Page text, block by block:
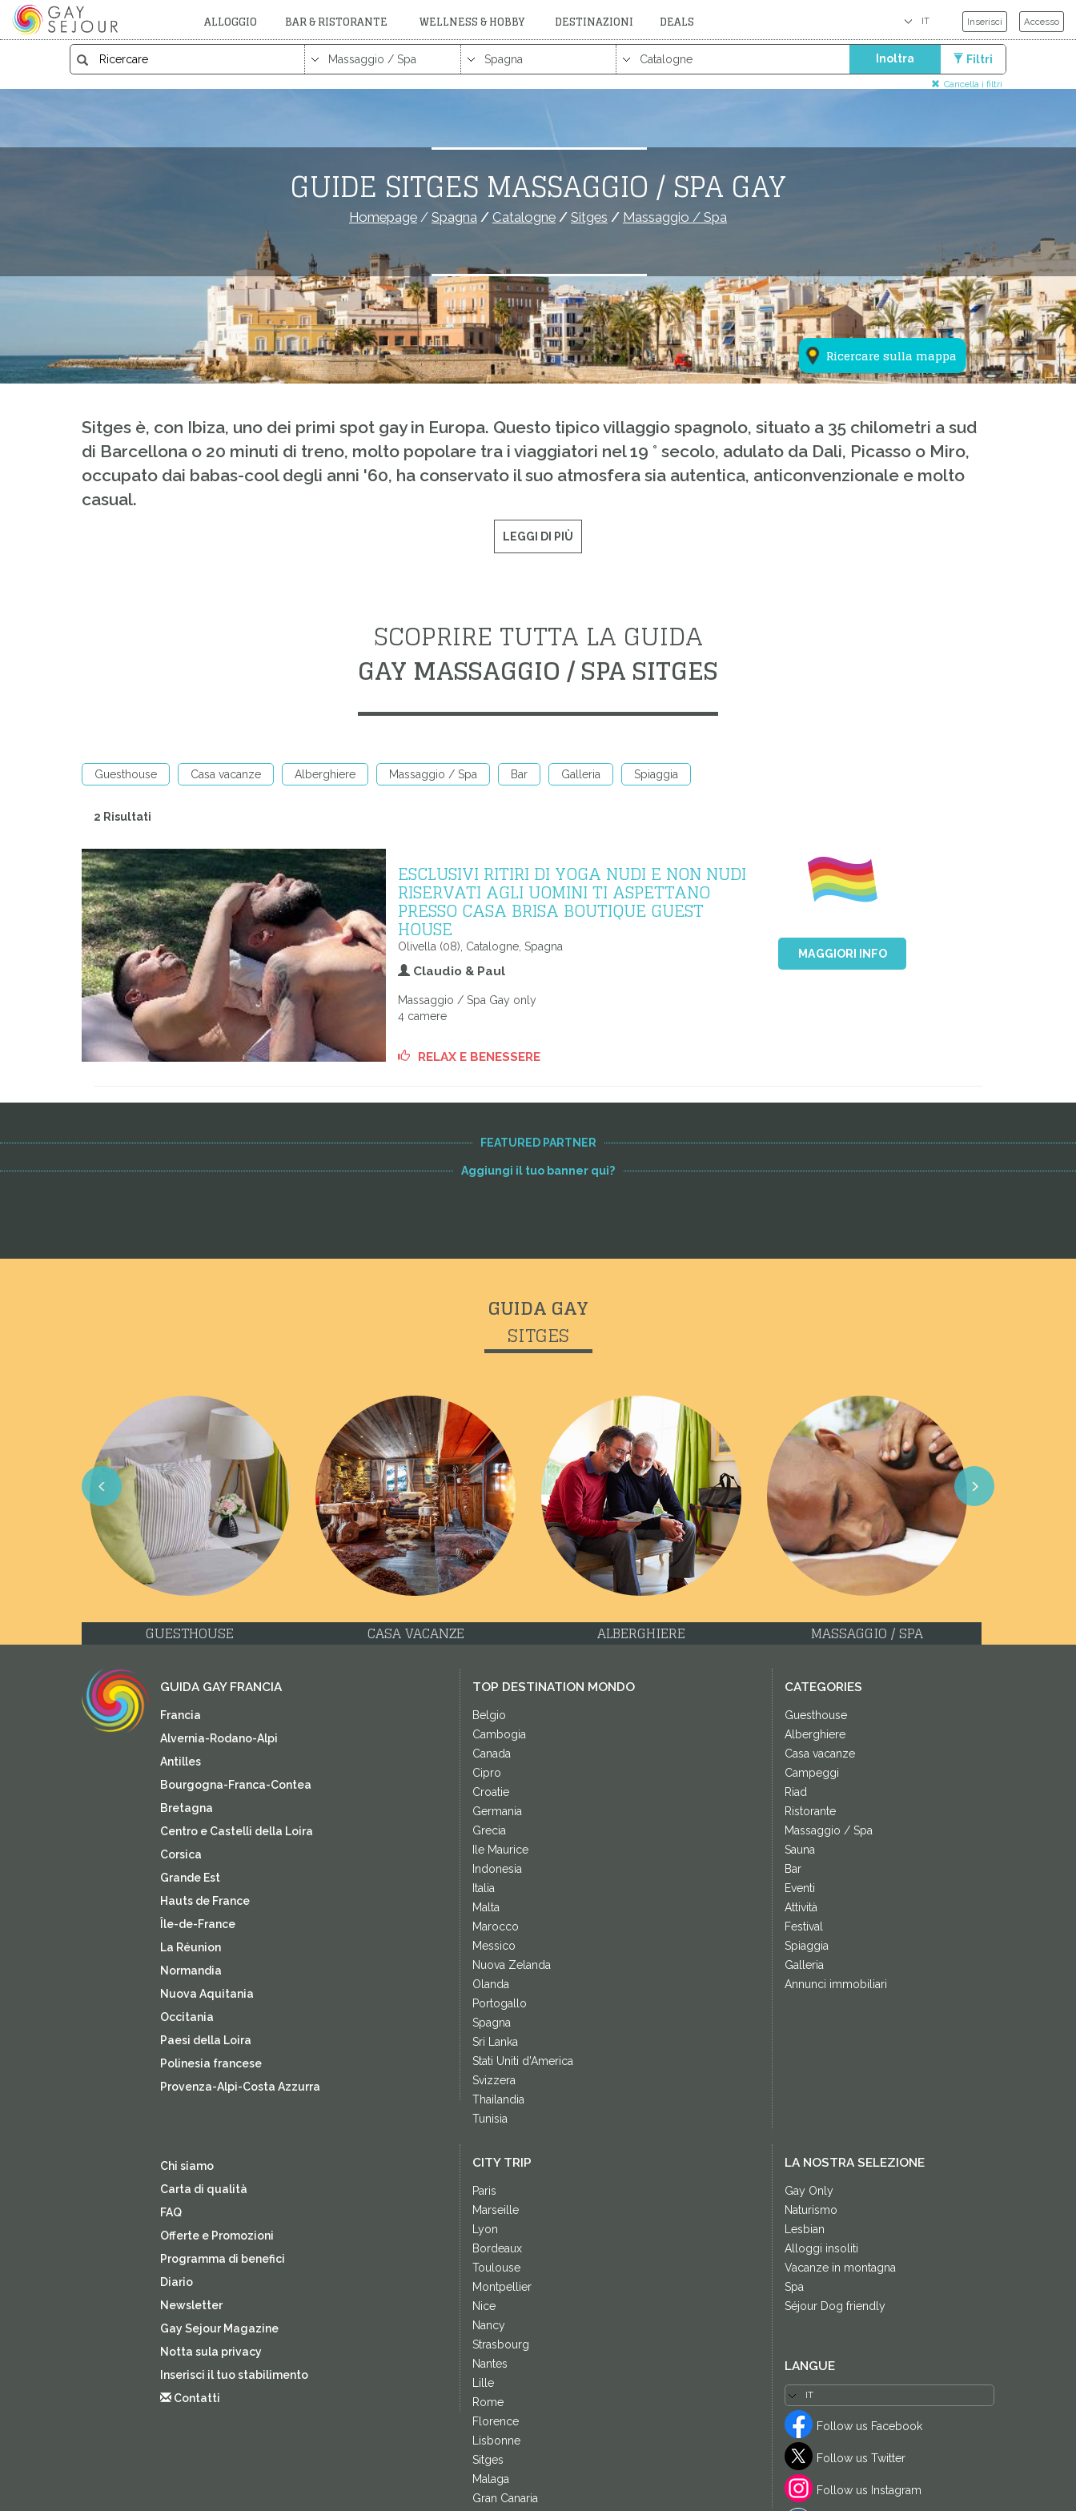
ALLOGGIO BAR & RISTORANTE WELLNESS & HOBBY DESTINAZIONI DEALS Inserisci Accesso
Inoltra Filtri
Cancella i filtri
Ricercare sulla mappa
GUIDE SITGES MASSAGGIO / SPA GAY
Homepage / Spagna / Catalogne / Sitges / Massaggio / Spa
Sitges è, con Ibiza, uno dei primi spot gay in Europa. Questo tipico villaggio spagnolo, situato a 35 chilometri a sud
di Barcellona o 20 minuti di treno, molto popolare tra i viaggiatori nel 19 ° secolo, adulato da Dali, Picasso o Miro,
occupato dai babas-cool degli anni '60, ha conservato il suo atmosfera sia autentica, anticonvenzionale e molto
casual.
LEGGI DI PIÙ
SCOPRIRE TUTTA LA GUIDA
GAY MASSAGGIO / SPA SITGES
Guesthouse Casa vacanze Alberghiere Massaggio / Spa Bar Galleria Spiaggia
2 Risultati
ESCLUSIVI RITIRI DI YOGA NUDI E NON NUDI
RISERVATI AGLI UOMINI TI ASPETTANO
PRESSO CASA BRISA BOUTIQUE GUEST
HOUSE
Olivella (08), Catalogne, Spagna
Claudio & Paul
Massaggio / Spa Gay only
4 camere
RELAX E BENESSERE
MAGGIORI INFO
FEATURED PARTNER
Aggiungi il tuo banner qui?
GUIDA GAY
SITGES
Previous Next
GUESTHOUSE CASA VACANZE ALBERGHIERE MASSAGGIO / SPA
GUIDA GAY FRANCIA
Francia
Alvernia-Rodano-Alpi
Antilles
Bourgogna-Franca-Contea
Bretagna
Centro e Castelli della Loira
Corsica
Grande Est
Hauts de France
Île-de-France
La Réunion
Normandia
Nuova Aquitania
Occitania
Paesi della Loira
Polinesia francese
Provenza-Alpi-Costa Azzurra
TOP DESTINATION MONDO
Belgio
Cambogia
Canada
Cipro
Croatie
Germania
Grecia
Ile Maurice
Indonesia
Italia
Malta
Marocco
Messico
Nuova Zelanda
Olanda
Portogallo
Spagna
Sri Lanka
Stati Uniti d'America
Svizzera
Thailandia
Tunisia
CATEGORIES
Guesthouse
Alberghiere
Casa vacanze
Campeggi
Riad
Ristorante
Massaggio / Spa
Sauna
Bar
Eventi
Attività
Festival
Spiaggia
Galleria
Annunci immobiliari
Chi siamo
Carta di qualità
FAQ
Offerte e Promozioni
Programma di benefici
Diario
Newsletter
Gay Sejour Magazine
Notta sula privacy
Inserisci il tuo stabilimento
Contatti
CITY TRIP
Paris
Marseille
Lyon
Bordeaux
Toulouse
Montpellier
Nice
Nancy
Strasbourg
Nantes
Lille
Rome
Florence
Lisbonne
Sitges
Malaga
Gran Canaria
LA NOSTRA SELEZIONE
Gay Only
Naturismo
Lesbian
Alloggi insoliti
Vacanze in montagna
Spa
Séjour Dog friendly
LANGUE
Follow us Facebook
Follow us Twitter
Follow us Instagram